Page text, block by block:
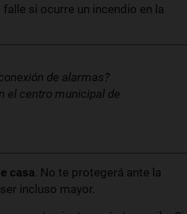
si ocurre un incendio en la
de alarmas?
el centro municipal de
casa. No te protegerá ante la
incluso mayor.